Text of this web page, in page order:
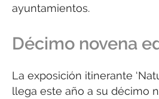
ayuntamientos.
Décimo novena
La exposición itinerante
llega este año a su décimo